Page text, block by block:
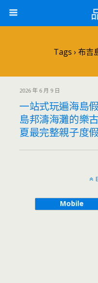
Tags › 布吉
2026 年 6 月 9 日
一站式玩遍海島
島邦濤海灘的樂
夏最完整親子度
Mobile